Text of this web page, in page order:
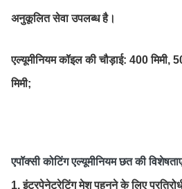
अनुकूलित सेवा उपलब्ध है।
एल्यूमीनियम कॉइल की चौड़ाई: 400 मिमी,
मिमी;
एपॉक्सी कोटिंग एल्यूमीनियम छत की
1. इंटरपेनेट्रेटिंग मेश पहनने के लिए